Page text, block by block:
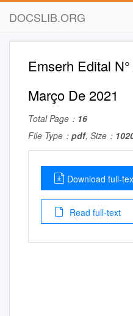
DOCSLIB.ORG
Emserh Edital
Março De 2021
Total Page： 16
File Type： pdf, Size：
Download full-
Read full-text